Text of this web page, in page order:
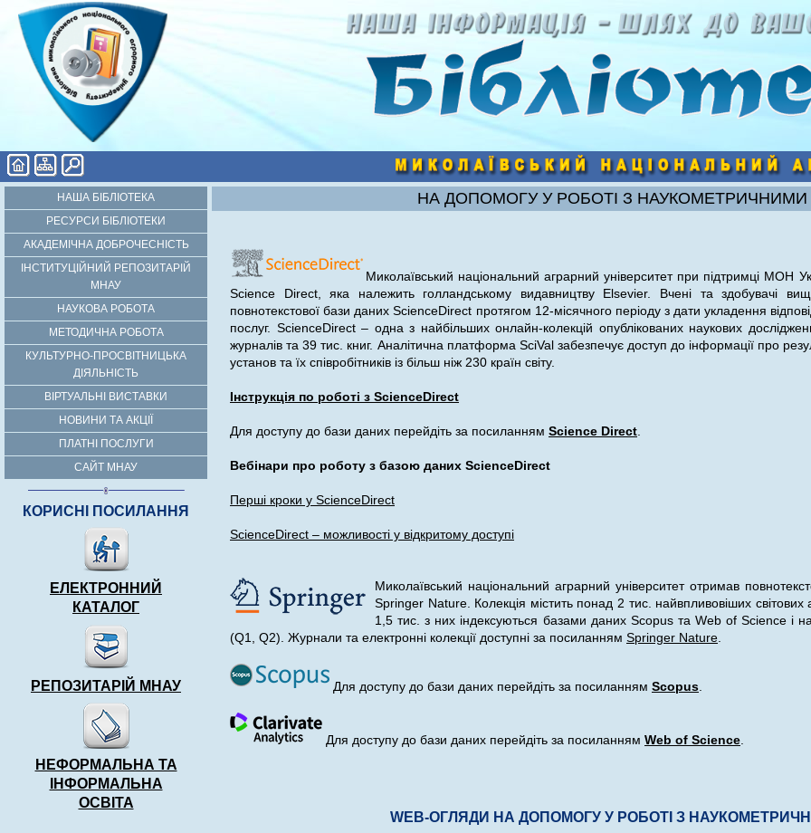
НАША БІБЛІОТЕКА
РЕСУРСИ БІБЛІОТЕКИ
АКАДЕМІЧНА ДОБРОЧЕСНІСТЬ
ІНСТИТУЦІЙНИЙ РЕПОЗИТАРІЙ
МНАУ
НАУКОВА РОБОТА
МЕТОДИЧНА РОБОТА
КУЛЬТУРНО-ПРОСВІТНИЦЬКА
ДІЯЛЬНІСТЬ
ВІРТУАЛЬНІ ВИСТАВКИ
НОВИНИ ТА АКЦІЇ
ПЛАТНІ ПОСЛУГИ
САЙТ МНАУ
КОРИСНІ ПОСИЛАННЯ
ЕЛЕКТРОННИЙ
КАТАЛОГ
РЕПОЗИТАРІЙ МНАУ
НЕФОРМАЛЬНА ТА
ІНФОРМАЛЬНА
ОСВІТА
НА ДОПОМОГУ У РОБОТІ З
Миколаївський національний аграрний університет при підтримці МОН
Science Direct, яка належить голландському видавництву Elsevier. Вчені та здобувачі
повнотекстової бази даних ScienceDirect протягом 12-місячного періоду з дати укладення
послуг. ScienceDirect – одна з найбільших онлайн-колекцій опублікованих наукових
журналів та 39 тис. книг. Аналітична платформа SciVal забезпечує доступ до інформації про
установ та їх співробітників із більш ніж 230 країн світу.
Інструкція по роботі з ScienceDirect
Для доступу до бази даних перейдіть за посиланням Science Direct
Вебінари про роботу з базою даних ScienceDirect
Перші кроки у ScienceDirect
ScienceDirect – можливості у відкритому доступі
Миколаївський національний аграрний університет отримав
Springer Nature. Колекція містить понад 2 тис. найвпливовіших
1,5 тис. з них індексуються базами даних Scopus та Web of Science і
(Q1, Q2). Журнали та електронні колекції доступні за посиланням Springer Nature
Для доступу до бази даних перейдіть за посиланням Scopus
Для доступу до бази даних перейдіть за посиланням Web of Science
WEB-ОГЛЯДИ НА ДОПОМОГУ У РОБОТІ З